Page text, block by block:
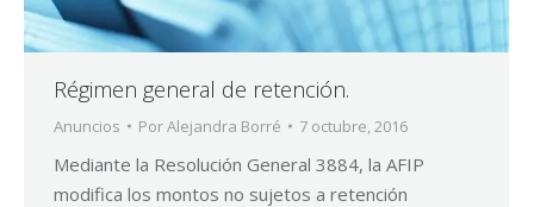
Régimen general de retención.
Anuncios PorAlejandra Borré 7 octubre, 2016
Mediante la Resolución General 3884, la AFIP
modifica los montos no sujetos a retención